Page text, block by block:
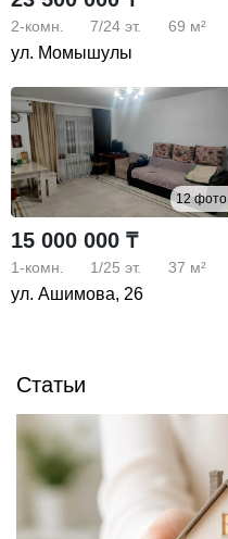
2-комн. 7/24 эт. 69 м²
ул. Момышулы
12 фото
15 000 000 ₸
1-комн. 1/25 эт. 37 м²
ул. Ашимова, 26
Статьи